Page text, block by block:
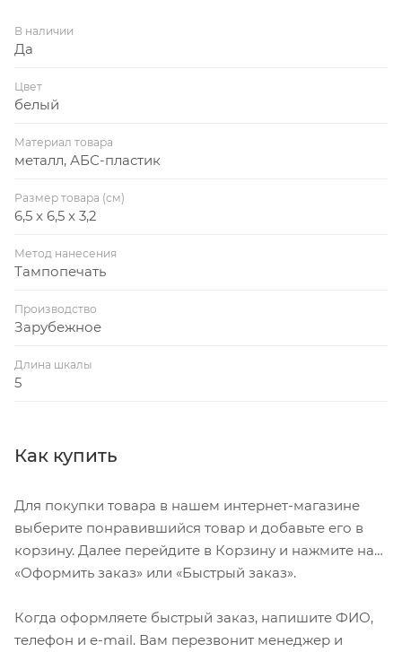
В наличии
Да
Цвет
белый
Материал товара
металл, АБС-пластик
Размер товара (см)
6,5 x 6,5 x 3,2
Метод нанесения
Тампопечать
Производство
Зарубежное
Длина шкалы
5
Как купить
Для покупки товара в нашем интернет-магазине
выберите понравившийся товар и добавьте его в
корзину. Далее перейдите в Корзину и нажмите на
«Оформить заказ» или «Быстрый заказ».
Когда оформляете быстрый заказ, напишите ФИО,
телефон и e-mail. Вам перезвонит менеджер и